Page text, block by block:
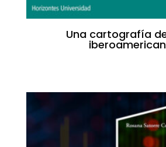
Una cartografía